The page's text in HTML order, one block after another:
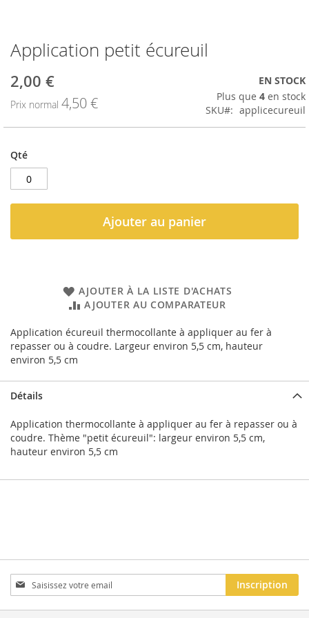
Passer
au
début
de
la
d’images
Application petit écureuil
Prix
2,00 €
Prix normal 4,50 €
EN STOCK
Plus que 4 en stock
SKU
applicecureuil
Qté
Ajouter au panier
AJOUTER À LA LISTE D'ACHATS
AJOUTER AU COMPARATEUR
Application écureuil thermocollante à appliquer au fer à
repasser ou à coudre. Largeur environ 5,5 cm, hauteur
environ 5,5 cm
Détails
Application thermocollante à appliquer au fer à repasser ou à
coudre. Thème "petit écureuil": largeur environ 5,5 cm,
hauteur environ 5,5 cm
Inscription
à
notre
Inscription